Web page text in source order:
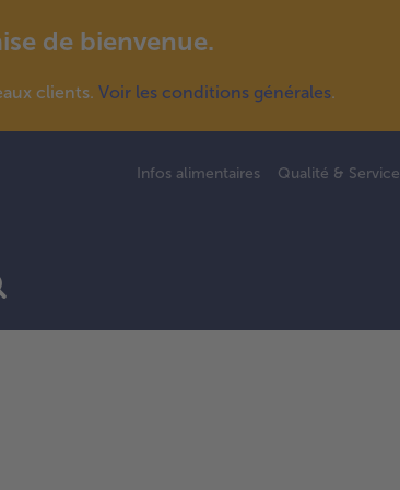
de bienvenue.
clients. Voir les conditions générales.
Infos alimentaires Qualité & Service